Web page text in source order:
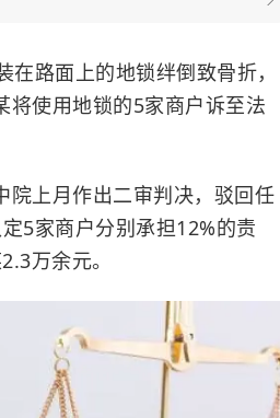
路面上的地锁绊倒致骨折，
将使用地锁的5家商户诉至法
院上月作出二审判决，驳回任
5家商户分别承担12%的责
万余元。